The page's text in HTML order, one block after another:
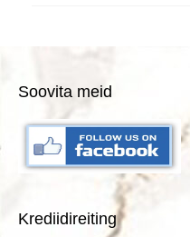
Soovita meid
Krediidireiting